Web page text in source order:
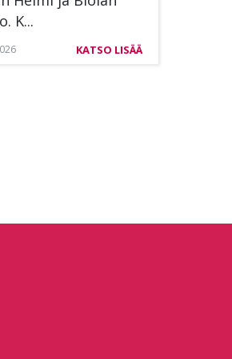
K...
KATSO LISÄÄ